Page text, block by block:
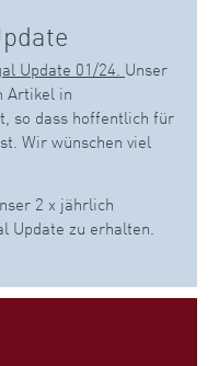
Update 01/24. Unser
Artikel in
so dass hoffentlich für
Wir wünschen viel
2 x jährlich
Update zu erhalten.